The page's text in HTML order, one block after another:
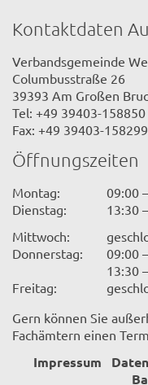
Kontaktdaten
Verbandsgemeinde
Columbusstraße 26
39393 Am Großen
Tel: +49 39403-158850
Fax: +49 39403-158299
Öffnungszeiten
Montag:
09:00
Dienstag:
13:30
Mittwoch:
Donnerstag:
09:00
13:30
Freitag:
Gern können Sie
Fachämtern einen
Impressum